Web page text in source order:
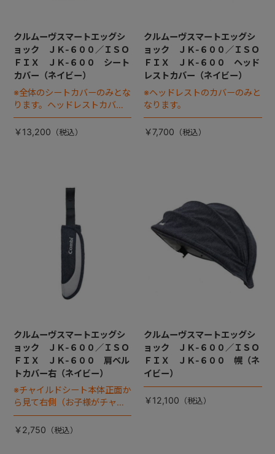
クルムーヴスマートエッグシ
ョック ＪＫ-６００／ＩＳＯ
ＦＩＸ ＪＫ-６００ シート
カバー（ネイビー）
※全体のシートカバーのみとな
ります。ヘッドレストカバー
は別売りです。
￥13,200
クルムーヴスマートエッグシ
ョック ＪＫ-６００／ＩＳＯ
ＦＩＸ ＪＫ-６００ ヘッド
レストカバー（ネイビー）
※ヘッドレストのカバーのみと
なります。
￥7,700
クルムーヴスマートエッグシ
ョック ＪＫ-６００／ＩＳＯ
ＦＩＸ ＪＫ-６００ 肩ベル
トカバー右（ネイビー）
※チャイルドシート本体正面か
ら見て右側（お子様がチャイ
ルドシートに座った状態で左
手側となります）
￥2,750
クルムーヴスマートエッグシ
ョック ＪＫ-６００／ＩＳＯ
ＦＩＸ ＪＫ-６００ 幌（ネ
イビー）
￥12,100